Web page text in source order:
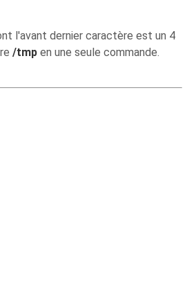
l'avant dernier caractère est un 4
/tmp en une seule commande.